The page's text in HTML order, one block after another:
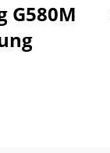
G580M